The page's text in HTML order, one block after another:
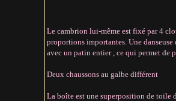
Le cambrion lui-même est fixé par 4
proportions importantes. Une
avec un patin entier , ce qui permet de
Deux chaussons au galbe différent
La boîte est une superposition de toile